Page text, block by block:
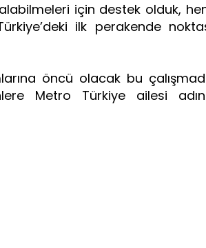
için destek olduk,
ilk perakende
öncü olacak bu
Metro Türkiye ailesi